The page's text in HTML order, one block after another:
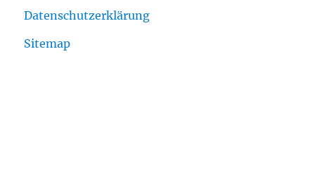
Datenschutzerklärung
Sitemap